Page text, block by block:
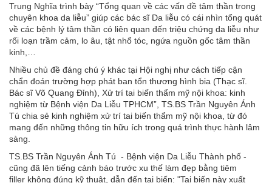
Trung Nghĩa trình bày “Tổng quan về các vấn đề tâm thần trong
chuyên khoa da liễu” giúp các bác sĩ Da liễu có cái nhìn tổng quát
về các bệnh lý tâm thần có liên quan đến triệu chứng da liễu như
rối loạn trầm cảm, lo âu, tật nhổ tóc, ngứa nguồn gốc tâm thần
kinh,…
Nhiều chủ đề đáng chú ý khác tại Hội nghị như cách tiếp cận
chẩn đoán trường hợp phát ban tổn thương hình bia (Thạc sĩ.
Bác sĩ Võ Quang Đỉnh), Xử trí tai biến thẩm mỹ nội khoa: kinh
nghiệm từ Bệnh viện Da Liễu TPHCM”, TS.BS Trần Nguyên Ánh
Tú chia sẻ kinh nghiệm xử trí tai biến thẩm mỹ nội khoa, từ đó
mang đến những thông tin hữu ích trong quá trình thực hành lâm
sàng.
TS.BS Trần Nguyên Ánh Tú - Bệnh viện Da Liễu Thành phố -
cũng đã lên tiếng cảnh báo trước xu thế làm đẹp bằng tiêm
filler không đúng kỹ thuật, dẫn đến tai biến: "Tai biến này xuất